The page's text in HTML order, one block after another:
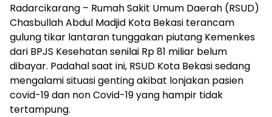
Radarcikarang – Rumah Sakit Umum Daerah (RSUD)
Chasbullah Abdul Madjid Kota Bekasi terancam
gulung tikar lantaran tunggakan piutang Kemenkes
dari BPJS Kesehatan senilai Rp 81 miliar belum
dibayar. Padahal saat ini, RSUD Kota Bekasi sedang
mengalami situasi genting akibat lonjakan pasien
covid-19 dan non Covid-19 yang hampir tidak
tertampung.